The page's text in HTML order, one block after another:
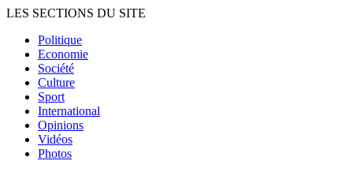
LES SECTIONS DU SITE
Politique
Economie
Société
Culture
Sport
International
Opinions
Vidéos
Photos